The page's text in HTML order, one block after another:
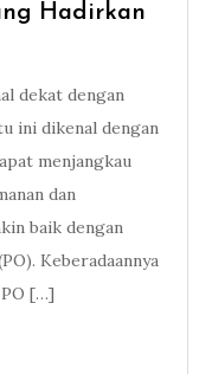
Hadirkan
dekat dengan
ini dikenal dengan
menjangkau
dan
baik dengan
Keberadaannya
[…]